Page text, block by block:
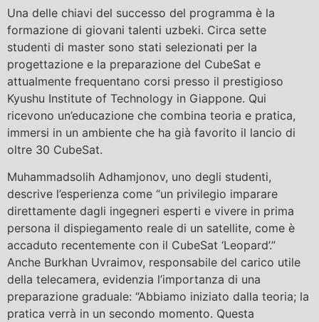
Una delle chiavi del successo del programma è la
formazione di giovani talenti uzbeki. Circa sette
studenti di master sono stati selezionati per la
progettazione e la preparazione del CubeSat e
attualmente frequentano corsi presso il prestigioso
Kyushu Institute of Technology in Giappone. Qui
ricevono un’educazione che combina teoria e pratica,
immersi in un ambiente che ha già favorito il lancio di
oltre 30 CubeSat.
Muhammadsolih Adhamjonov, uno degli studenti,
descrive l’esperienza come “un privilegio imparare
direttamente dagli ingegneri esperti e vivere in prima
persona il dispiegamento reale di un satellite, come è
accaduto recentemente con il CubeSat ‘Leopard’.”
Anche Burkhan Uvraimov, responsabile del carico utile
della telecamera, evidenzia l’importanza di una
preparazione graduale: “Abbiamo iniziato dalla teoria; la
pratica verrà in un secondo momento. Questa